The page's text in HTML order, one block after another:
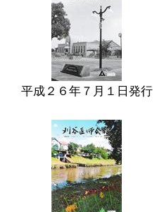
平成２６年７月１日発行